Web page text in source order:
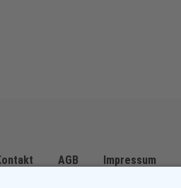
AGB Impressum